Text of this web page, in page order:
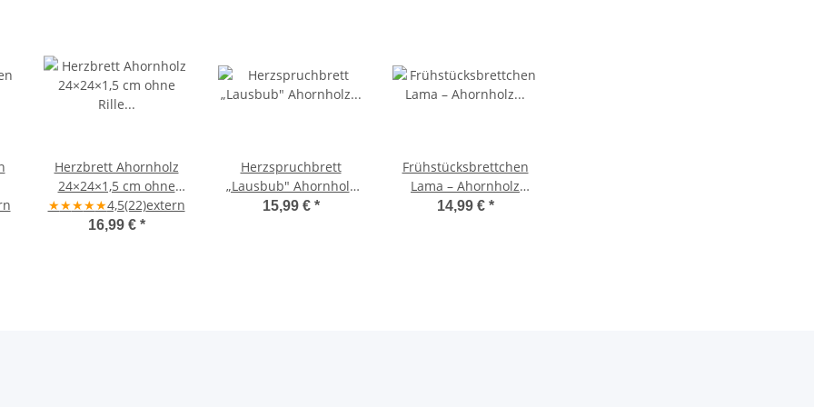
Herzbrett Ahornholz
24×24×1,5 cm ohne
Rille „Ich wünsch Dir
einen Engel" –
★★★★★4,5(22)extern
16,99 € *
Herzspruchbrett
„Lausbub" Ahornholz
24x24x1,5cm –
15,99 € *
Frühstücksbrettchen
Lama – Ahornholz
25×16×1,5 cm
14,99 € *